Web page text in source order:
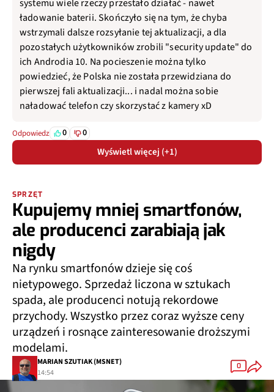
systemu wiele rzeczy przestało działać - nawet
ładowanie baterii. Skończyło się na tym, że chyba
wstrzymali dalsze rozsyłanie tej aktualizacji, a dla
pozostałych użytkowników zrobili "security update" do
ich Androdia 10. Na pocieszenie można tylko
powiedzieć, że Polska nie została przewidziana do
pierwszej fali aktualizacji... i nadal można sobie
naładować telefon czy skorzystać z kamery xD
Odpowiedz 0 0
Wyświetl więcej (+1)
SPRZĘT
Kupujemy mniej smartfonów,
ale producenci zarabiają jak
nigdy
Na rynku smartfonów dzieje się coś
nietypowego. Sprzedaż liczona w sztukach
spada, ale producenci notują rekordowe
przychody. Wszystko przez coraz wyższe ceny
urządzeń i rosnące zainteresowanie droższymi
modelami.
MARIAN SZUTIAK (MSNET)
14:54
0